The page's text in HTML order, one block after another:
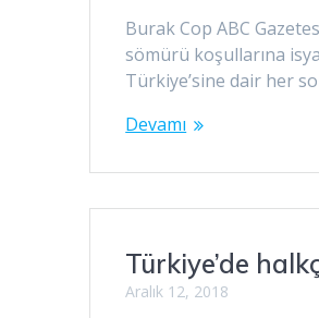
Burak Cop ABC
sömürü koşullarına
Türkiye’sine dair her
Devamı
Türkiye’de
Aralık 12, 2018